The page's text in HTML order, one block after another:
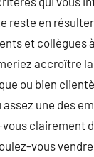
reste en
et collègues à
accroître
ou bien
assez une des
clairement
vous